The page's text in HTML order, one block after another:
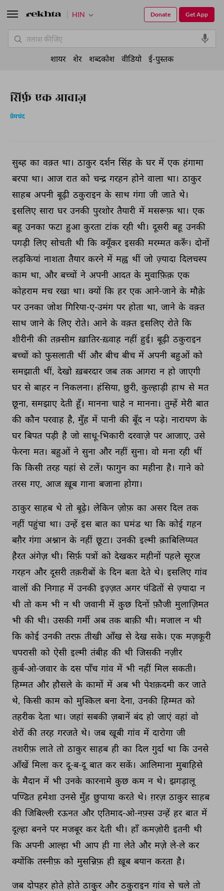
सिर्फ़ एक आवाज़
प्रेमचंद
सुब्ह का वक़्त था। ठाकुर दर्शन सिंह के घर में एक हंगामा
बरपा था। आज रात को चन्द्र गरहन होने वाला था। ठाकुर
साहब अपनी बूढ़ी ठकुराइन के साथ गंगा जी जाते थे।
इसलिए सारा घर उनकी पुरशोर तैयारी में मसरूफ़ था। एक
बहू उनका फटा हुआ कुरता टांक रही थी। दूसरी बहू उनकी
पगड़ी लिए सोचती थी कि क्यूँकर इसकी मरम्मत करूँ। दोनों
लड़कियां नाशता तैयार करने में मह्व थीं जो ज़्यादा दिलचस्प
काम था, और बच्चों ने अपनी आदत के मुवाफ़िक़ एक
कोहराम मच रखा था। क्यों कि हर एक आने-जाने के मौक़े
पर उनका जोश गिरिया-ए-उमंग पर होता था, जाने के वक़्त
साथ जाने के लिए रोते। आने के वक़्त इसलिए रोते कि
शीरीनी की तक़्सीम ख़ातिर-ख़्वाह नहीं हुई। बूढ़ी ठकुराइन
बच्चों को फुसलाती थीं और बीच बीच में अपनी बहुओं को
समझाती थीं, देखो ख़बरदार जब तक आगरा न हो जाएगी
घर से बाहर न निकलना। हंसिया, छुरी, कुल्हाड़ी हाथ से मत
छूना, समझाए देती हूँ। मानना चाहे न मानना। तुम्हें मेरी बात
की कौन परवाह है, मुँह में पानी की बूँद न पड़े। नारायण के
घर बिपत पड़ी है जो साधू-भिकारी दरवाज़े पर आजाए, उसे
फेरना मत। बहुओं ने सुना और नहीं सुना। वो मना रही थीं
कि किसी तरह यहां से टलें। फागुन का महीना है। गाने को
तरस गए, आज ख़ूब गाना बजाना होगा।
ठाकुर साहब थे तो बूढ़े। लेकिन ज़ोफ़ का असर दिल तक
नहीं पहुंचा था। उन्हें इस बात का घमंड था कि कोई गहन
बग़ैर गंगा अश्नान के नहीं छूटा। उनकी इल्मी क़ाबिलिय्यत
हैरत अंगेज़ थी। सिर्फ़ पत्रों को देखकर महीनों पहले सूरज
गरहन और दूसरी तक़रीबों के दिन बता देते थे। इसलिए गांव
वालों की निगाह में उनकी इज़्ज़त अगर पंडितों से ज़्यादा न
थी तो कम भी न थी जवानी में कुछ दिनों फ़ौजी मुलाज़िमत
भी की थी। उसकी गर्मी अब तक बाक़ी थी। मजाल न थी
कि कोई उनकी तरफ़ तीखी आँख से देख सके। एक मज़कूरी
चपरासी को ऐसी इल्मी तंबीह की थी जिसकी नज़ीर
क़ुर्ब-ओ-जवार के दस पाँच गांव में भी नहीं मिल सकती।
हिम्मत और हौसले के कामों में अब भी पेशक़दमी कर जाते
थे, किसी काम को मुश्किल बना देना, उनकी हिम्मत को
तहरीक देता था। जहां सबकी ज़बानें बंद हो जाएं वहां वो
शेरों की तरह गरजते थे। जब खूबी गांव में दारोगा जी
तशरीफ़ लाते तो ठाकुर साहब ही का दिल गुर्दा था कि उनसे
आँखें मिला कर दू-ब-दू बात कर सकें। आलिमाना मुबाहिसे
के मैदान में भी उनके कारनामे कुछ कम न थे। झगड़ालू
पण्डित हमेशा उनसे मुँह छुपाया करते थे। ग़रज़ ठाकुर साहब
की जिबिल्ली रऊनत और एतिमाद-ओ-नफ़्स उन्हें हर बात में
दूल्हा बनने पर मजबूर कर देती थी। हाँ कमज़ोरी इतनी थी
कि अपनी आल्हा भी आप ही गा लेते और मज़े ले-ले कर
क्योंकि तस्नीफ़ को मुसन्निफ़ ही ख़ूब बयान करता है।
जब दोपहर होते होते ठाकुर और ठकुराइन गांव से चले तो
HIN Get App
Donate
शायर शेर शब्दकोश वीडियो ई-पुस्तक